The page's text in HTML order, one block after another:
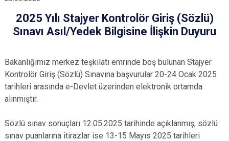
2025 Yılı Stajyer Kontrolör Giriş (Sözlü)
Sınavı Asıl/Yedek Bilgisine İlişkin Duyuru
Bakanlığımız merkez teşkilatı emrinde boş bulunan Stajyer
Kontrolör Giriş (Sözlü) Sınavına başvurular 20-24 Ocak 2025
tarihleri arasında e-Devlet üzerinden elektronik ortamda
alınmıştır.
Sözlü sınav sonuçları 12.05.2025 tarihinde açıklanmış, sözlü
sınav puanlarına itirazlar ise 13-15 Mayıs 2025 tarihleri